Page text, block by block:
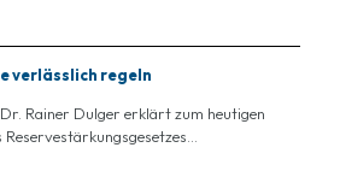
verlässlich regeln
Rainer Dulger erklärt zum heutigen